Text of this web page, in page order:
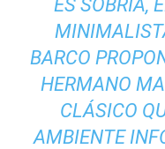
ES SOBRIA,
BARCO
HERMANO
CLÁSICO
AMBIENTE